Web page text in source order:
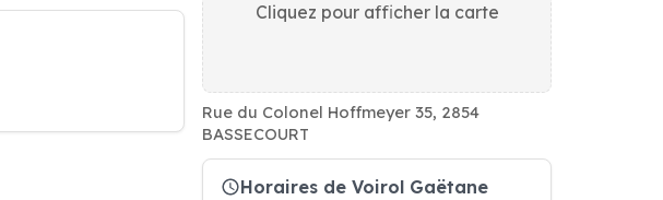
Cliquez pour afficher la carte
Rue du Colonel Hoffmeyer 35, 2854
BASSECOURT
Horaires de Voirol Gaëtane